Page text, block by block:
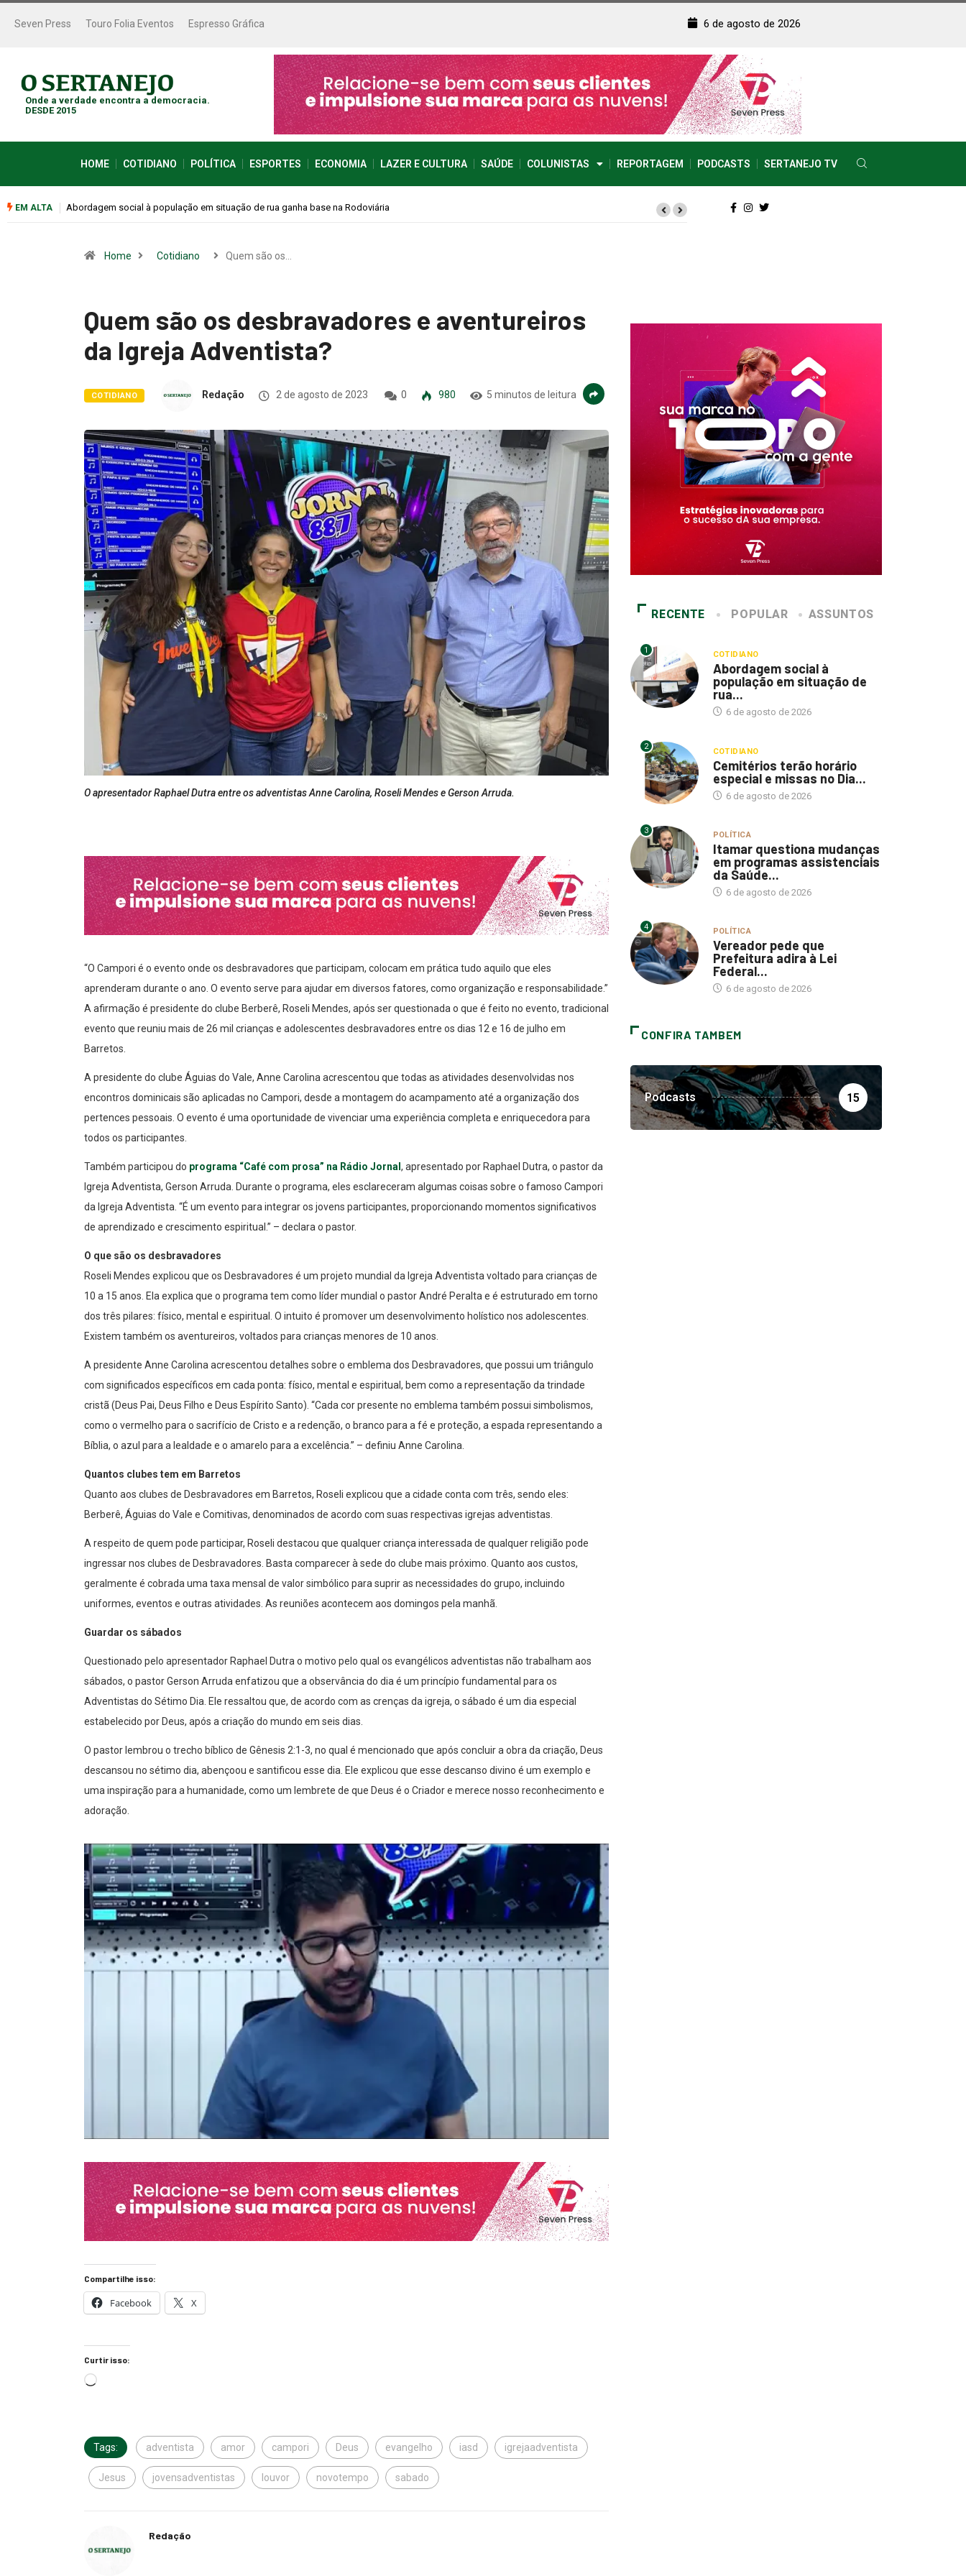
Seven Press Touro Folia Eventos Espresso Gráfica 6 de agosto de 2026
Onde a verdade encontra a democracia.
DESDE 2015
HOME COTIDIANO POLÍTICA ESPORTES ECONOMIA LAZER E CULTURA SAÚDE COLUNISTAS REPORTAGEM PODCASTS SERTANEJO TV
EM ALTA Cemitérios terão horário especial e missas no Dia dos Pais
Home Cotidiano Quem são os…
Quem são os desbravadores e aventureiros
da Igreja Adventista?
COTIDIANO Redação 2 de agosto de 2023 0 980 5 minutos de leitura
O apresentador Raphael Dutra entre os adventistas Anne Carolina, Roseli Mendes e Gerson Arruda.
“O Campori é o evento onde os desbravadores que participam, colocam em prática tudo aquilo que eles
aprenderam durante o ano. O evento serve para ajudar em diversos fatores, como organização e responsabilidade.”
A afirmação é presidente do clube Berberê, Roseli Mendes, após ser questionada o que é feito no evento, tradicional
evento que reuniu mais de 26 mil crianças e adolescentes desbravadores entre os dias 12 e 16 de julho em
Barretos.
A presidente do clube Águias do Vale, Anne Carolina acrescentou que todas as atividades desenvolvidas nos
encontros dominicais são aplicadas no Campori, desde a montagem do acampamento até a organização dos
pertences pessoais. O evento é uma oportunidade de vivenciar uma experiência completa e enriquecedora para
todos os participantes.
Também participou do programa “Café com prosa” na Rádio Jornal , apresentado por Raphael Dutra, o pastor da
Igreja Adventista, Gerson Arruda. Durante o programa, eles esclareceram algumas coisas sobre o famoso Campori
da Igreja Adventista. “É um evento para integrar os jovens participantes, proporcionando momentos significativos
de aprendizado e crescimento espiritual.” – declara o pastor.
O que são os desbravadores
Roseli Mendes explicou que os Desbravadores é um projeto mundial da Igreja Adventista voltado para crianças de
10 a 15 anos. Ela explica que o programa tem como líder mundial o pastor André Peralta e é estruturado em torno
dos três pilares: físico, mental e espiritual. O intuito é promover um desenvolvimento holístico nos adolescentes.
Existem também os aventureiros, voltados para crianças menores de 10 anos.
A presidente Anne Carolina acrescentou detalhes sobre o emblema dos Desbravadores, que possui um triângulo
com significados específicos em cada ponta: físico, mental e espiritual, bem como a representação da trindade
cristã (Deus Pai, Deus Filho e Deus Espírito Santo). “Cada cor presente no emblema também possui simbolismos,
como o vermelho para o sacrifício de Cristo e a redenção, o branco para a fé e proteção, a espada representando a
Bíblia, o azul para a lealdade e o amarelo para a excelência.” – definiu Anne Carolina.
Quantos clubes tem em Barretos
Quanto aos clubes de Desbravadores em Barretos, Roseli explicou que a cidade conta com três, sendo eles:
Berberê, Águias do Vale e Comitivas, denominados de acordo com suas respectivas igrejas adventistas.
A respeito de quem pode participar, Roseli destacou que qualquer criança interessada de qualquer religião pode
ingressar nos clubes de Desbravadores. Basta comparecer à sede do clube mais próximo. Quanto aos custos,
geralmente é cobrada uma taxa mensal de valor simbólico para suprir as necessidades do grupo, incluindo
uniformes, eventos e outras atividades. As reuniões acontecem aos domingos pela manhã.
Guardar os sábados
Questionado pelo apresentador Raphael Dutra o motivo pelo qual os evangélicos adventistas não trabalham aos
sábados, o pastor Gerson Arruda enfatizou que a observância do dia é um princípio fundamental para os
Adventistas do Sétimo Dia. Ele ressaltou que, de acordo com as crenças da igreja, o sábado é um dia especial
estabelecido por Deus, após a criação do mundo em seis dias.
O pastor lembrou o trecho bíblico de Gênesis 2:1-3, no qual é mencionado que após concluir a obra da criação, Deus
descansou no sétimo dia, abençoou e santificou esse dia. Ele explicou que esse descanso divino é um exemplo e
uma inspiração para a humanidade, como um lembrete de que Deus é o Criador e merece nosso reconhecimento e
adoração.
Compartilhe isso:
Facebook X
Curtir isso:
Tags: adventista amor campori Deus evangelho iasd igrejaadventista
Jesus jovensadventistas louvor novotempo sabado
Redação
RECENTE POPULAR ASSUNTOS
1 COTIDIANO
Abordagem social à
população em situação de
rua...
6 de agosto de 2026
2 COTIDIANO
Cemitérios terão horário
especial e missas no Dia...
6 de agosto de 2026
3 POLÍTICA
Itamar questiona mudanças
em programas assistenciais
da Saúde...
6 de agosto de 2026
4 POLÍTICA
Vereador pede que
Prefeitura adira à Lei
Federal...
6 de agosto de 2026
CONFIRA TAMBEM
Podcasts 15